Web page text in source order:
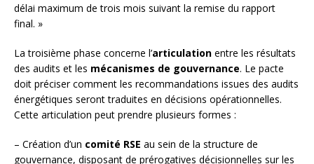
délai maximum de trois mois suivant la remise du rapport
final. »
La troisième phase concerne l’articulation entre les résultats
des audits et les mécanismes de gouvernance. Le pacte
doit préciser comment les recommandations issues des audits
énergétiques seront traduites en décisions opérationnelles.
Cette articulation peut prendre plusieurs formes :
– Création d’un comité RSE au sein de la structure de
gouvernance, disposant de prérogatives décisionnelles sur les